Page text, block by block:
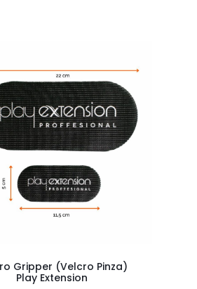
Gripper (Velcro Pinza)
Play Extension